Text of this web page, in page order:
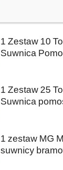
1 Zestaw 10
Suwnica
1 Zestaw 25
Suwnica
1 zestaw MG
suwnicy